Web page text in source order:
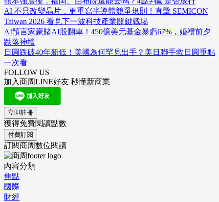
AI 不只改變晶片，更重寫半導體競爭規則！直擊 SEMICON
Taiwan 2026 看見下一波科技產業關鍵戰場
AI預言家豪賭AI股翻車！450億美元基金暴虧67%，婚禮前夕
跌落神壇
日圓跌破40年新低！美國為何罕見出手？美日聯手救日圓重點
一次看
FOLLOW US
加入商周LINE好友 秒懂新商業
立即註冊
獲得免費閱讀點數
付費訂閱
訂閱商周數位閱讀
內容分類
焦點
國際
財經